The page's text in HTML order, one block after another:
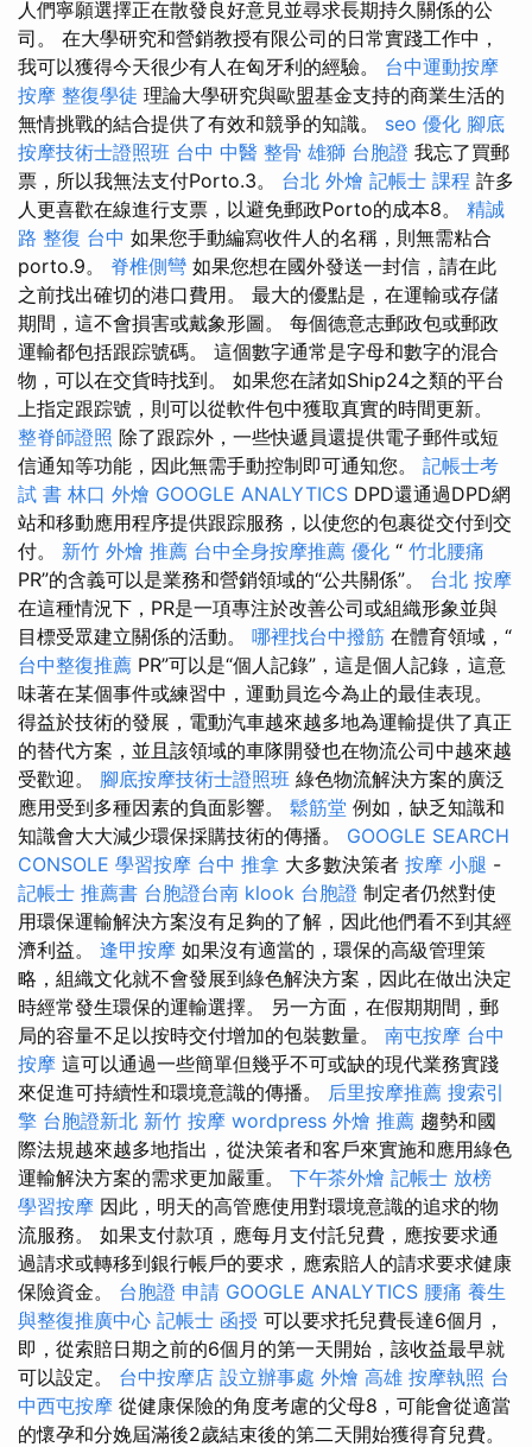
人們寧願選擇正在散發良好意見並尋求長期持久關係的公
司。 在大學研究和營銷教授有限公司的日常實踐工作中，
我可以獲得今天很少有人在匈牙利的經驗。 台中運動按摩
按摩 整復學徒 理論大學研究與歐盟基金支持的商業生活的
無情挑戰的結合提供了有效和競爭的知識。 seo 優化 腳底
按摩技術士證照班 台中 中醫 整骨 雄獅 台胞證 我忘了買郵
票，所以我無法支付Porto.3。 台北 外燴 記帳士 課程 許多
人更喜歡在線進行支票，以避免郵政Porto的成本8。 精誠
路 整復 台中 如果您手動編寫收件人的名稱，則無需粘合
porto.9。 脊椎側彎 如果您想在國外發送一封信，請在此
之前找出確切的港口費用。 最大的優點是，在運輸或存儲
期間，這不會損害或戴象形圖。 每個德意志郵政包或郵政
運輸都包括跟踪號碼。 這個數字通常是字母和數字的混合
物，可以在交貨時找到。 如果您在諸如Ship24之類的平台
上指定跟踪號，則可以從軟件包中獲取真實的時間更新。
整脊師證照 除了跟踪外，一些快遞員還提供電子郵件或短
信通知等功能，因此無需手動控制即可通知您。 記帳士考
試 書 林口 外燴 GOOGLE ANALYTICS DPD還通過DPD網
站和移動應用程序提供跟踪服務，以使您的包裹從交付到交
付。 新竹 外燴 推薦 台中全身按摩推薦 優化 “ 竹北腰痛
PR”的含義可以是業務和營銷領域的“公共關係”。 台北 按摩
在這種情況下，PR是一項專注於改善公司或組織形象並與
目標受眾建立關係的活動。 哪裡找台中撥筋 在體育領域，“
台中整復推薦 PR”可以是“個人記錄”，這是個人記錄，這意
味著在某個事件或練習中，運動員迄今為止的最佳表現。
得益於技術的發展，電動汽車越來越多地為運輸提供了真正
的替代方案，並且該領域的車隊開發也在物流公司中越來越
受歡迎。 腳底按摩技術士證照班 綠色物流解決方案的廣泛
應用受到多種因素的負面影響。 鬆筋堂 例如，缺乏知識和
知識會大大減少環保採購技術的傳播。 GOOGLE SEARCH
CONSOLE 學習按摩 台中 推拿 大多數決策者 按摩 小腿 -
記帳士 推薦書 台胞證台南 klook 台胞證 制定者仍然對使
用環保運輸解決方案沒有足夠的了解，因此他們看不到其經
濟利益。 逢甲按摩 如果沒有適當的，環保的高級管理策
略，組織文化就不會發展到綠色解決方案，因此在做出決定
時經常發生環保的運輸選擇。 另一方面，在假期期間，郵
局的容量不足以按時交付增加的包裝數量。 南屯按摩 台中
按摩 這可以通過一些簡單但幾乎不可或缺的現代業務實踐
來促進可持續性和環境意識的傳播。 后里按摩推薦 搜索引
擎 台胞證新北 新竹 按摩 wordpress 外燴 推薦 趨勢和國
際法規越來越多地指出，從決策者和客戶來實施和應用綠色
運輸解決方案的需求更加嚴重。 下午茶外燴 記帳士 放榜
學習按摩 因此，明天的高管應使用對環境意識的追求的物
流服務。 如果支付款項，應每月支付託兒費，應按要求通
過請求或轉移到銀行帳戶的要求，應索賠人的請求要求健康
保險資金。 台胞證 申請 GOOGLE ANALYTICS 腰痛 養生
與整復推廣中心 記帳士 函授 可以要求托兒費長達6個月，
即，從索賠日期之前的6個月的第一天開始，該收益最早就
可以設定。 台中按摩店 設立辦事處 外燴 高雄 按摩執照 台
中西屯按摩 從健康保險的角度考慮的父母8，可能會從適當
的懷孕和分娩屆滿後2歲結束後的第二天開始獲得育兒費。